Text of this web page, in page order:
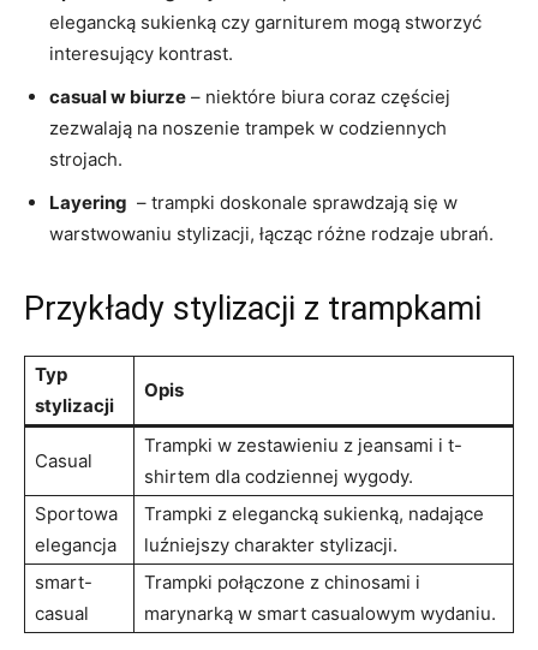
⁢elegancką sukienką czy garniturem mogą stworzyć
interesujący kontrast.
casual w‍ biurze ​– ⁣niektóre biura coraz częściej
zezwalają na noszenie trampek w codziennych‌
strojach.
Layering ‍ – trampki doskonale sprawdzają się w ​
warstwowaniu​ stylizacji, łącząc różne rodzaje ‍ubrań.
Przykłady⁣ stylizacji z trampkami
Typ
⁢stylizacji
Opis
Casual
Trampki ​w ​zestawieniu z ​jeansami i t-
shirtem​ dla codziennej‌ wygody.
Sportowa
elegancja
Trampki z elegancką sukienką, nadające
luźniejszy charakter stylizacji.
smart-
casual
Trampki połączone z chinosami‍ i​
marynarką w smart casualowym wydaniu.